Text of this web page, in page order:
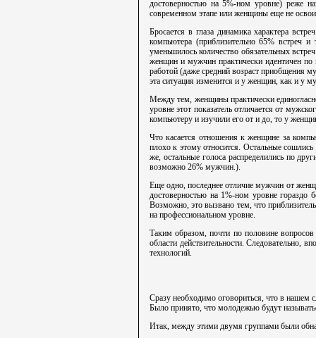
достоверностью на 5%-ном уровне) реже
современном этапе или женщины еще не
Бросается в глаза динамика характера
компьютера (приблизительно 65% встреч
уменьшилось количество обязательных
женщин и мужчин практически идентичен
работой (даже средний возраст приобщения
эта ситуация изменится и у женщин, как и у
Между тем, женщины практически
уровне этот показатель отличается от
компьютеру и изучили его от и до, то у
Что касается отношения к женщине за
плохо к этому относится. Остальные
же, остальные голоса распределились по
возможно 26% мужчин.).
Еще одно, последнее отличие мужчин от
достоверностью на 1%-ном уровне
Возможно, это вызвано тем, что
на профессиональном уровне.
Таким образом, почти по половине
области действительности. Следовательно,
технологий.
Сразу необходимо оговориться, что в нашем
Было принято, что молодежью будут
Итак, между этими двумя группами были